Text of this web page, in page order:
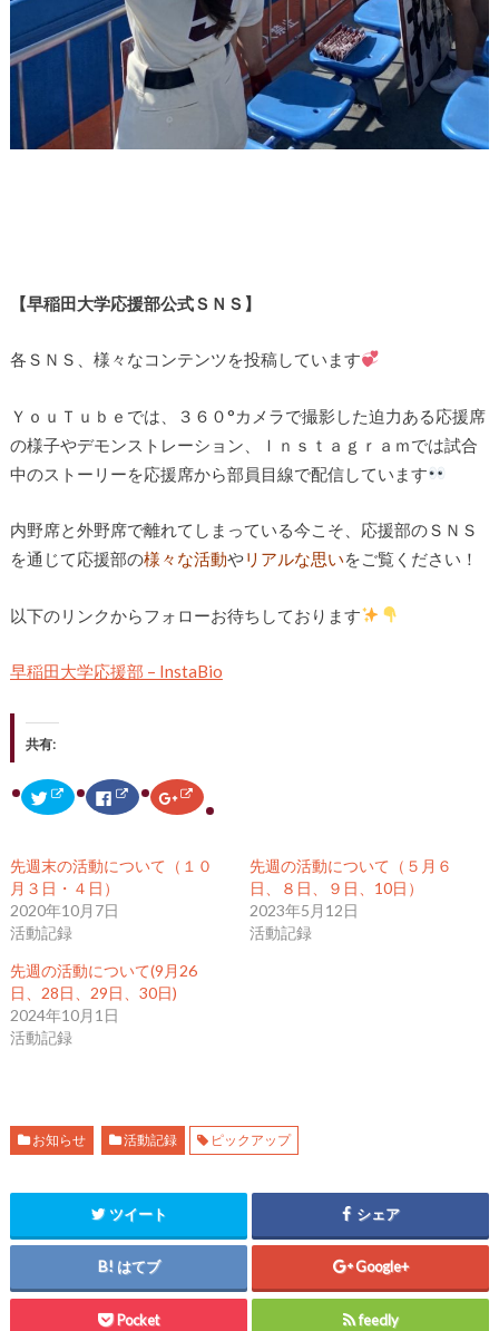
【早稲田大学応援部公式ＳＮＳ】
各ＳＮＳ、様々なコンテンツを投稿しています
ＹｏｕＴｕｂｅでは、３６０°カメラで撮影した迫力ある応援席
の様子やデモンストレーション、Ｉｎｓｔａｇｒａｍでは試合
中のストーリーを応援席から部員目線で配信しています
内野席と外野席で離れてしまっている今こそ、応援部のＳＮＳ
を通じて応援部の様々な活動やリアルな思いをご覧ください！
以下のリンクからフォローお待ちしております
早稲田大学応援部 – InstaBio
共有:
ク
ッ
て
T
w
i
t
t
e
で
共
有
(
新
し
い
で
開
き
)
F
c
o
o
で
共
に
は
ク
リ
ッ
(
新
し
ィ
ン
ド
ウ
で
開
き
ま
す
)
ク
ッ
て
G
で
共
で
き
)
先週末の活動について（１０
月３日・４日）
2020年10月7日
活動記録
先週の活動について（５月６
日、８日、９日、10日）
2023年5月12日
活動記録
先週の活動について(9月26
日、28日、29日、30日)
2024年10月1日
活動記録
お知らせ 活動記録 ピックアップ
ツイート シェア
はてブ Google+
Pocket feedly